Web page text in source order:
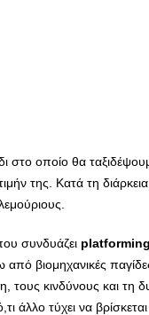
στο οποίο θα
της. Κατά τη
συνδυάζει platforming
βιομηχανικές
τους κινδύνους και
άλλο τύχει να